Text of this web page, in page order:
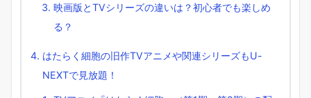
映画版とTVシリーズの違いは？初心者でも楽しめ
る？
はたらく細胞の旧作TVアニメや関連シリーズもU-
NEXTで見放題！